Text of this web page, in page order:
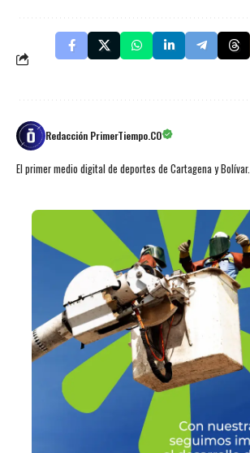
Redacción PrimerTiempo.CO
El primer medio digital de deportes de Cartagena y Bolívar.